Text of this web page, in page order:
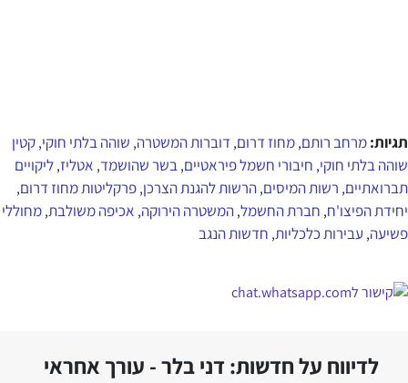
תגיות:מרחב רותם,מחוז דרום, דוברות המשטרה, שוהה בלתי חוקי,קטין
שוהה בלתי חוקי, חיבורי חשמל פיראטיים,בשר שהושמד, אטליז,ליקויים
תברואתיים, רשות המיסים,הרשות להגנת הצרכן,פרקליטות מחוז דרום,
יחידת הפיצו'ח, חברת החשמל,המשטרה הירוקה, אכיפה משולבת,מחוללי
פשיעה, עבירות כלכליות, חדשות הנגב
לדיווח על חדשות: דני בלר - עורך אחראי